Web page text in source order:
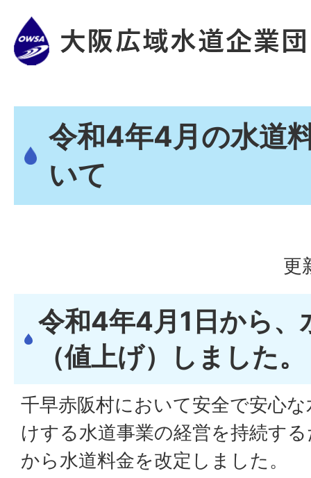
令和4年4月の水道
いて
更
令和4年4月1日から、
（値上げ）しました。
千早赤阪村において安全で安心
けする水道事業の経営を持続す
から水道料金を改定しました。